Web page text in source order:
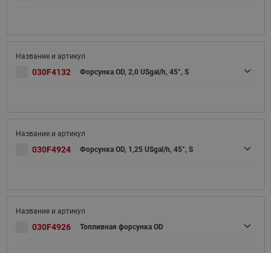
030F4132 Форсунка OD, 2,0 USgal/h, 45°, S
030F4924 Форсунка OD, 1,25 USgal/h, 45°, S
030F4926 Топливная форсунка OD